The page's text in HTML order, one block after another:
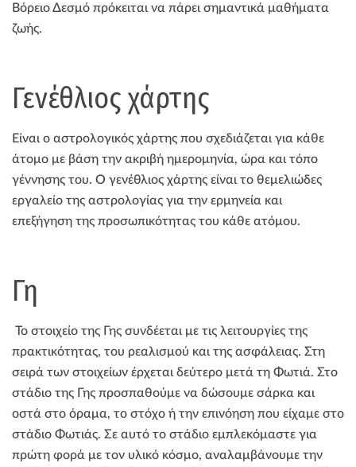
Βόρειο Δεσμό πρόκειται να πάρει σημαντικά μαθήματα
ζωής.
Γενέθλιος χάρτης
Είναι ο αστρολογικός χάρτης που σχεδιάζεται για κάθε
άτομο με βάση την ακριβή ημερομηνία, ώρα και τόπο
γέννησης του. Ο γενέθλιος χάρτης είναι το θεμελιώδες
εργαλείο της αστρολογίας για την ερμηνεία και
επεξήγηση της προσωπικότητας του κάθε ατόμου.
Γη
Το στοιχείο της Γης συνδέεται με τις λειτουργίες της
πρακτικότητας, του ρεαλισμού και της ασφάλειας. Στη
σειρά των στοιχείων έρχεται δεύτερο μετά τη Φωτιά. Στο
στάδιο της Γης προσπαθούμε να δώσουμε σάρκα και
οστά στο όραμα, το στόχο ή την επινόηση που είχαμε στο
στάδιο Φωτιάς. Σε αυτό το στάδιο εμπλεκόμαστε για
πρώτη φορά με τον υλικό κόσμο, αναλαμβάνουμε την